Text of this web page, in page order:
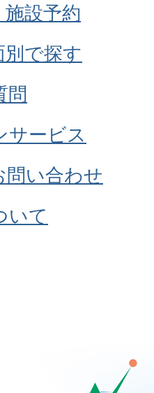
設予約
別で探す
問
サービス
問い合わせ
いて